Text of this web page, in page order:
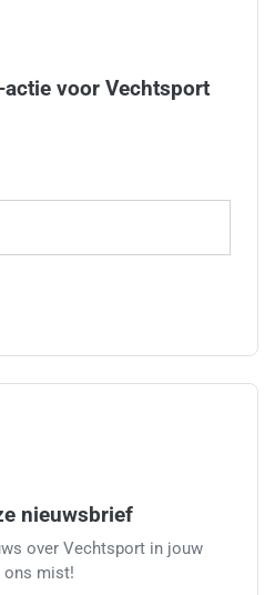
actie voor Vechtsport
nieuwsbrief
over Vechtsport in jouw
ons mist!